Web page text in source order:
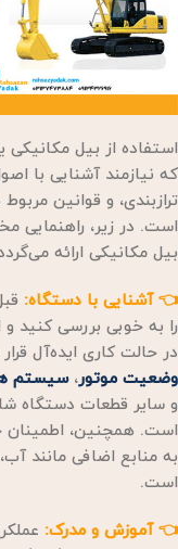
استفاده از بیل
که نیازمند آشنایی با
ترازبندی، و قوانین
است. در زیر، راهنمایی
بیل مکانیکی ارائه
👈 آشنایی با دستگاه:
را به خوبی بررسی کنید
در حالت کاری ایده‌آل
وضعیت موتور،سیستم
و سایر قطعات دستگاه
است. همچنین،
به منابع اضافی مانند
است.
👈 آموزش و مدرک: